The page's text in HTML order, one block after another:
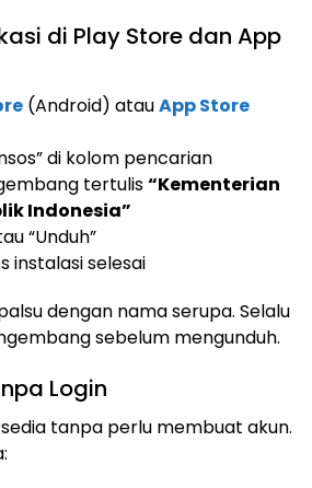
di Play Store dan App
(Android) atauApp Store
di kolom pencarian
tertulis“Kementerian
Indonesia”
“Unduh”
instalasi selesai
dengan nama serupa. Selalu
sebelum mengunduh.
Login
tanpa perlu membuat akun.